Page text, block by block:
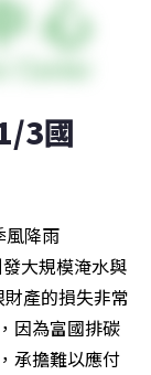
3國
風降雨
大規模淹水與
產的損失非常
因為富國排碳
承擔難以應付